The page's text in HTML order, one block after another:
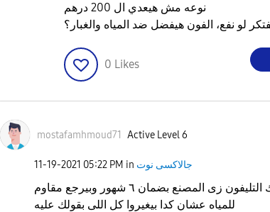
نوعه مش هيعدي ال 200 درهم
0 Likes
mostafamhmoud71 Active Level 6
‎11-19-2021 05:22 PM in جالاكسى نوت
هم بيسلموك التليفون زى المصنع بضمان ٦ شهور وبيرجع مقاوم
للمياه عشان كدا بيغيروا كل اللى بقولك عليه